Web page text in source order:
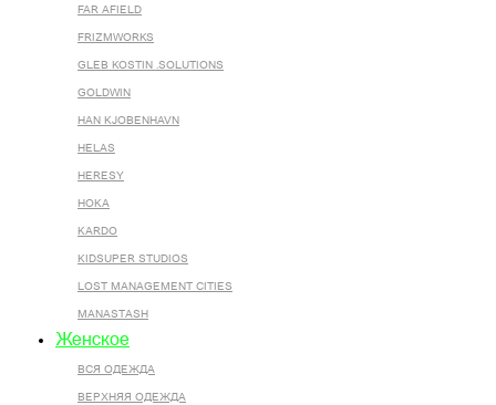
FAR AFIELD
FRIZMWORKS
GLEB KOSTIN .SOLUTIONS
GOLDWIN
HAN KJOBENHAVN
HELAS
HERESY
HOKA
KARDO
KIDSUPER STUDIOS
LOST MANAGEMENT CITIES
MANASTASH
Женское
ВСЯ ОДЕЖДА
ВЕРХНЯЯ ОДЕЖДА